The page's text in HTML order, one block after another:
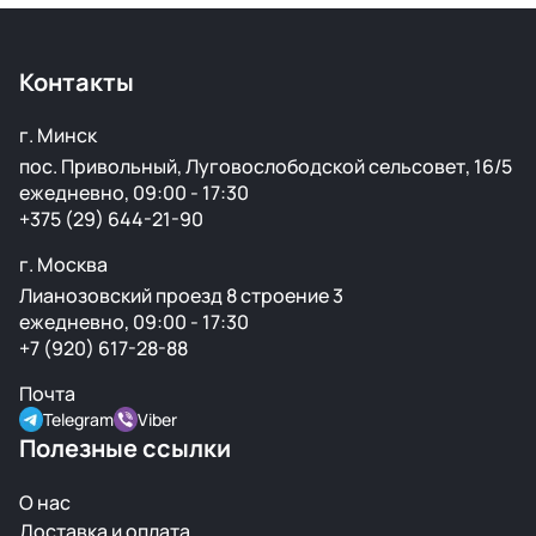
подготовку перед продажей.
Контакты
г. Минск
пос. Привольный, Луговослободской сельсовет, 16/5
ежедневно, 09:00 - 17:30
+375 (29) 644-21-90
г. Москва
Лианозовский проезд 8 строение 3
ежедневно, 09:00 - 17:30
+7 (920) 617-28-88
Почта
Telegram Viber
Полезные ссылки
О нас